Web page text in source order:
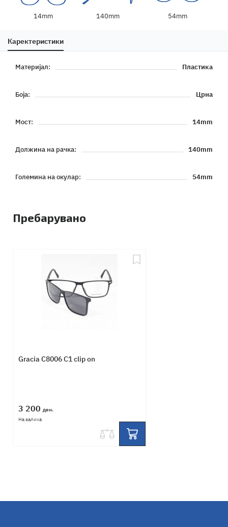
14mm 140mm 54mm
Каректеристики
Материјал: Пластика
Боја: Црна
Мост: 14mm
Должина на рачка: 140mm
Големина на окулар: 54mm
Пребарувано
Gracia C8006 C1 clip on
3 200 ден.
На залиха